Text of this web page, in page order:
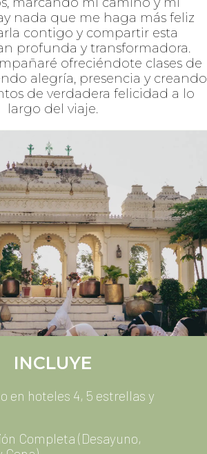
PRADO
mi lugar favorito en los
marcando mi camino y mi
nada que me haga más feliz
contigo y compartir esta
profunda y transformadora.
ofreciéndote clases de
alegría, presencia y creando
de verdadera felicidad a lo
largo del viaje.
INCLUYE